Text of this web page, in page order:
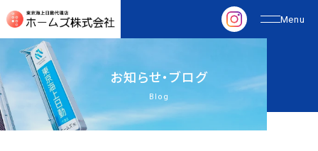
お知らせ・ブログ
Blog